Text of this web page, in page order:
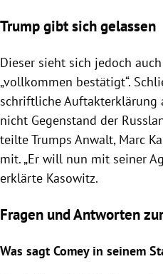
Trump gibt sich gelassen
Dieser sieht sich jedoch
„vollkommen bestätigt“.
schriftliche Auftakterklärung
nicht Gegenstand der
teilteTrumps Anwalt, Marc
mit. „Er will nun mit seiner
erklärte Kasowitz.
Fragen und Antworten
Was sagt Comeyin seinem